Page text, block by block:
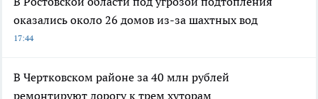
оказались около 26 домов из-за шахтных вод
17:44
В Чертковском районе за 40 млн рублей
ремонтируют дорогу к трем хуторам